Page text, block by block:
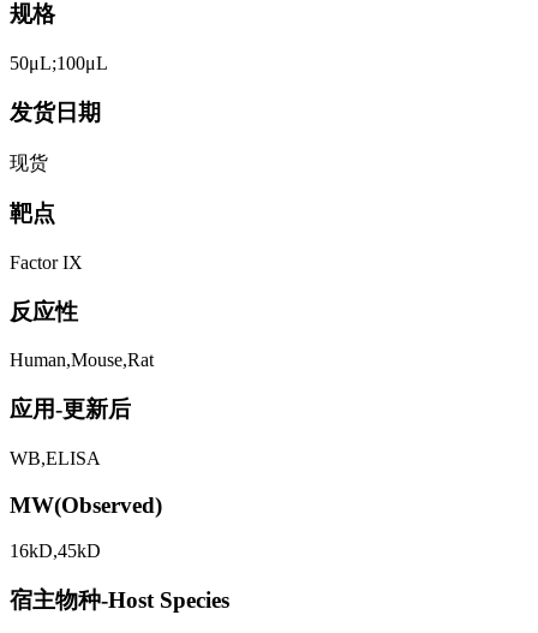
规格
50μL;100μL
发货日期
现货
靶点
Factor IX
反应性
Human,Mouse,Rat
应用-更新后
WB,ELISA
MW(Observed)
16kD,45kD
宿主物种-Host Species